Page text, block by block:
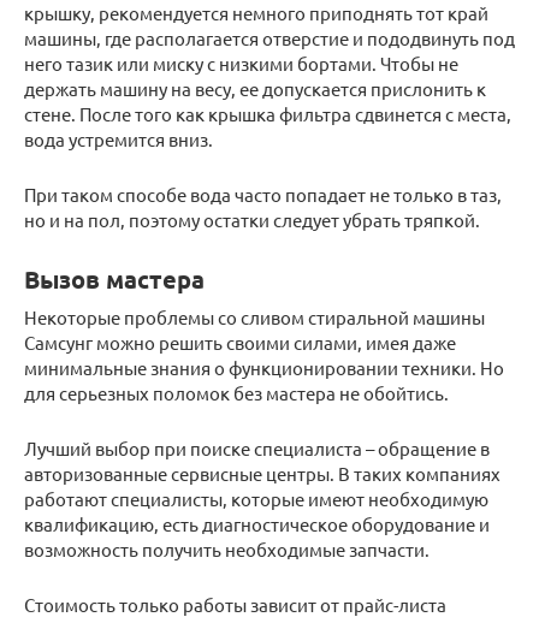
крышку, рекомендуется немного приподнять тот край
машины, где располагается отверстие и пододвинуть под
него тазик или миску с низкими бортами. Чтобы не
держать машину на весу, ее допускается прислонить к
стене. После того как крышка фильтра сдвинется с места,
вода устремится вниз.
При таком способе вода часто попадает не только в таз,
но и на пол, поэтому остатки следует убрать тряпкой.
Вызов мастера
Некоторые проблемы со сливом стиральной машины
Самсунг можно решить своими силами, имея даже
минимальные знания о функционировании техники. Но
для серьезных поломок без мастера не обойтись.
Лучший выбор при поиске специалиста – обращение в
авторизованные сервисные центры. В таких компаниях
работают специалисты, которые имеют необходимую
квалификацию, есть диагностическое оборудование и
возможность получить необходимые запчасти.
Стоимость только работы зависит от прайс-листа